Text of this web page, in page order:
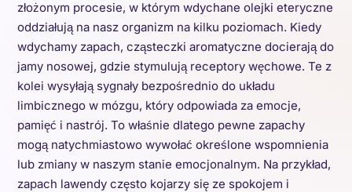
złożonym procesie, w którym wdychane olejki eteryczne
oddziałują na nasz organizm na kilku poziomach. Kiedy
wdychamy zapach, cząsteczki aromatyczne docierają do
jamy nosowej, gdzie stymulują receptory węchowe. Te z
kolei wysyłają sygnały bezpośrednio do układu
limbicznego w mózgu, który odpowiada za emocje,
pamięć i nastrój. To właśnie dlatego pewne zapachy
mogą natychmiastowo wywołać określone wspomnienia
lub zmiany w naszym stanie emocjonalnym. Na przykład,
zapach lawendy często kojarzy się ze spokojem i